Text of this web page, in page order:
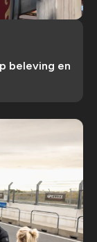
beleving en